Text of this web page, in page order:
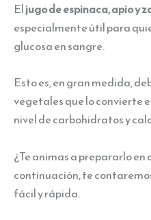
Eljugo de espinaca, apio y
especialmente útil para
glucosa en sangre.
Esto es, en gran medida,
vegetales que lo convierte
nivel de carbohidratos y
¿Te animas a prepararlo en
continuación, te
fácil y rápida.